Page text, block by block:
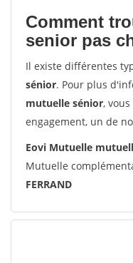
Comment
senior pas
Il existe différentes
sénior. Pour plus
mutuelle sénior,
engagement, un de
Eovi Mutuelle
Mutuelle
FERRAND